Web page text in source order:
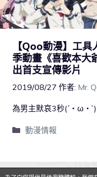
【Qoo動漫】工
季動畫《喜歡本大
出首支宣傳影片
2019/08/27 作者: Mr.
為男主默哀3秒(´・ω・`)
動漫情報